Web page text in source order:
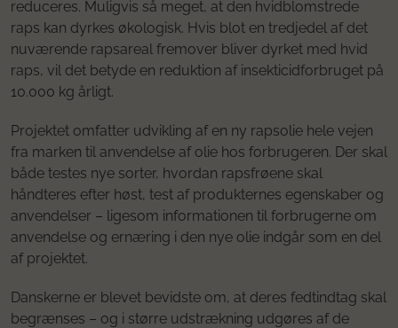
reduceres. Muligvis så meget, at den hvidblomstrede
raps kan dyrkes økologisk. Hvis blot en tredjedel af det
nuværende rapsareal fremover bliver dyrket med hvid
raps, vil det betyde en reduktion af insekticidforbruget på
10.000 kg årligt.
Projektet omfatter udvikling af en ny rapsolie hele vejen
fra marken til anvendelse af olie hos forbrugeren. Der skal
både testes nye sorter, hvordan rapsfrøene skal
håndteres efter høst, test af produkternes egenskaber og
anvendelser – ligesom informationen til forbrugerne om
anvendelse og ernæring i den nye olie indgår som en del
af projektet.
Danskerne er blevet bevidste om, at deres fedtindtag skal
begrænses – og i større udstrækning udgøres af de